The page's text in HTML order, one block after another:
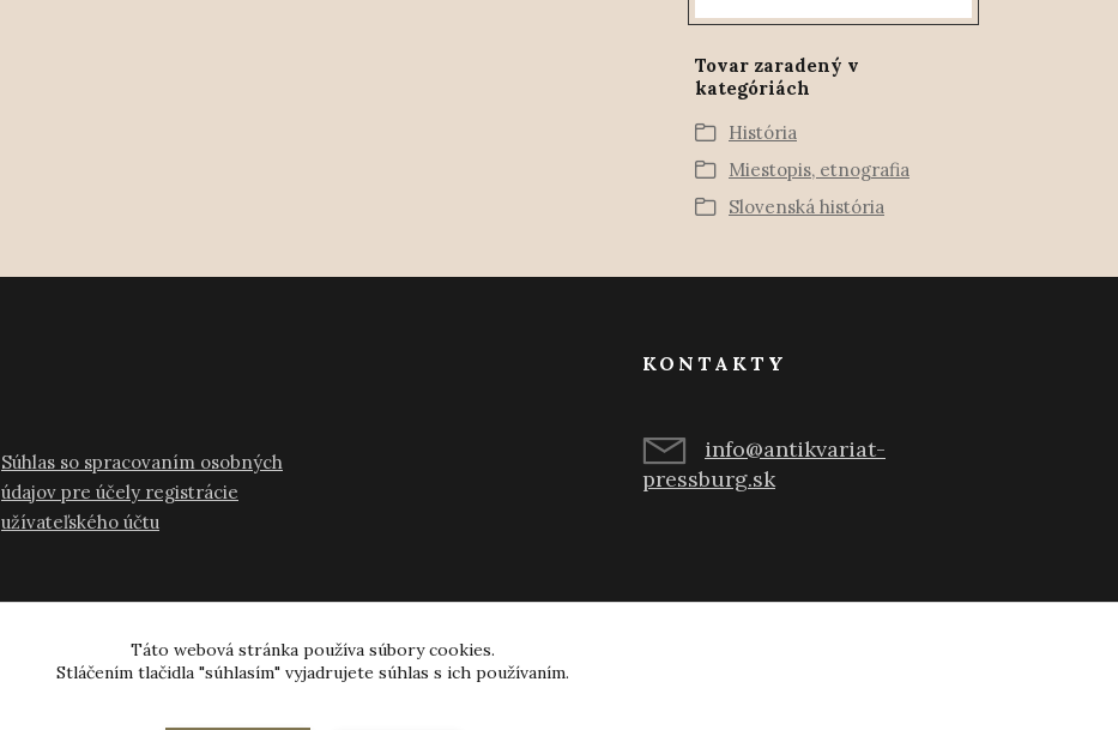
Tovar zaradený v
kategóriách
História
Miestopis, etnografia
Slovenská história
Súhlas so spracovaním osobných
údajov pre účely registrácie
užívateľského účtu
KONTAKTY
info@antikvariat-
pressburg.sk
Táto webová stránka používa súbory cookies.
Stláčením tlačidla "súhlasím" vyjadrujete súhlas s ich používaním.